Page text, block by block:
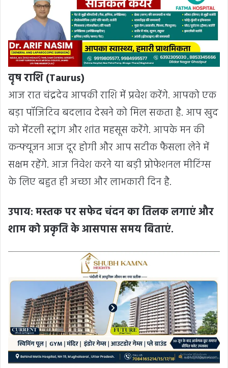
वृष राशि (Taurus)
आज रात चंद्रदेव आपकी राशि में प्रवेश करेंगे. आपको एक
बड़ा पॉजिटिव बदलाव देखने को मिल सकता है. आप खुद
को मेंटली स्ट्रांग और शांत महसूस करेंगे. आपके मन की
कन्फ्यूजन आज दूर होगी और आप सटीक फैसला लेने में
सक्षम रहेंगे. आज निवेश करने या बड़ी प्रोफेशनल मीटिंग्स
के लिए बहुत ही अच्छा और लाभकारी दिन है.
उपाय: मस्तक पर सफेद चंदन का तिलक लगाएं और
शाम को प्रकृति के आसपास समय बिताएं.